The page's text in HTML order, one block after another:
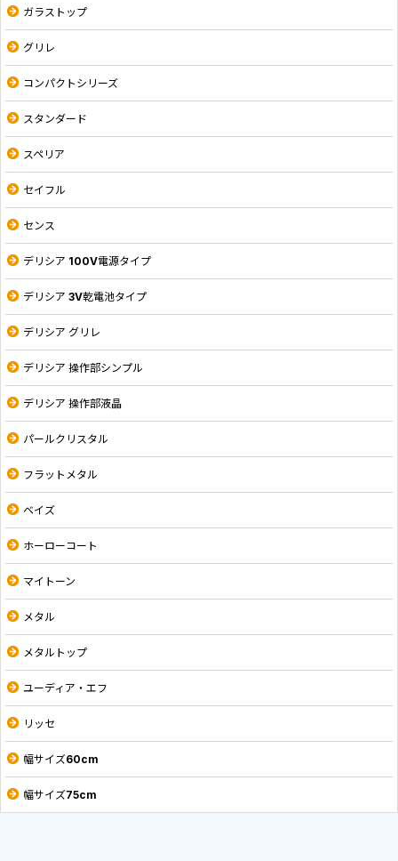
ガラストップ
グリレ
コンパクトシリーズ
スタンダード
スペリア
セイフル
センス
デリシア 100V電源タイプ
デリシア 3V乾電池タイプ
デリシア グリレ
デリシア 操作部シンプル
デリシア 操作部液晶
パールクリスタル
フラットメタル
ベイズ
ホーローコート
マイトーン
メタル
メタルトップ
ユーディア・エフ
リッセ
幅サイズ60cm
幅サイズ75cm